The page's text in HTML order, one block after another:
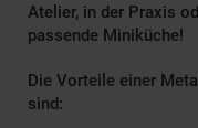
Atelier, in der Praxis
passende Miniküche!
Die Vorteile einer
sind: